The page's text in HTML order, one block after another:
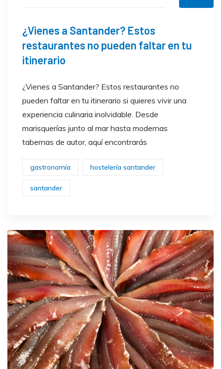
¿Vienes a Santander? Estos
restaurantes no pueden faltar en tu
itinerario
¿Vienes a Santander? Estos restaurantes no
pueden faltar en tu itinerario si quieres vivir una
experiencia culinaria inolvidable. Desde
marisquerías junto al mar hasta modernas
tabernas de autor, aquí encontrarás
gastronomía hostelería santander
santander